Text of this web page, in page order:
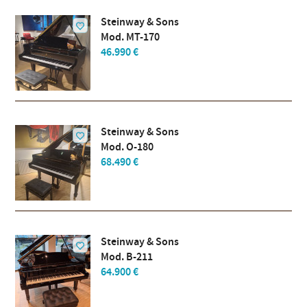
Steinway & Sons
Mod. MT-170
46.990 €
Steinway & Sons
Mod. O-180
68.490 €
Steinway & Sons
Mod. B-211
64.900 €